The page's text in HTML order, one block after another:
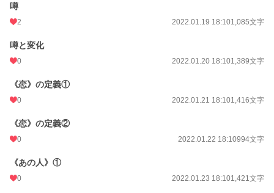
噂
2 2022.01.19 18:101,085文字
噂と変化
0 2022.01.20 18:101,389文字
《恋》の定義①
0 2022.01.21 18:101,416文字
《恋》の定義②
0 2022.01.22 18:10994文字
《あの人》①
0 2022.01.23 18:101,421文字